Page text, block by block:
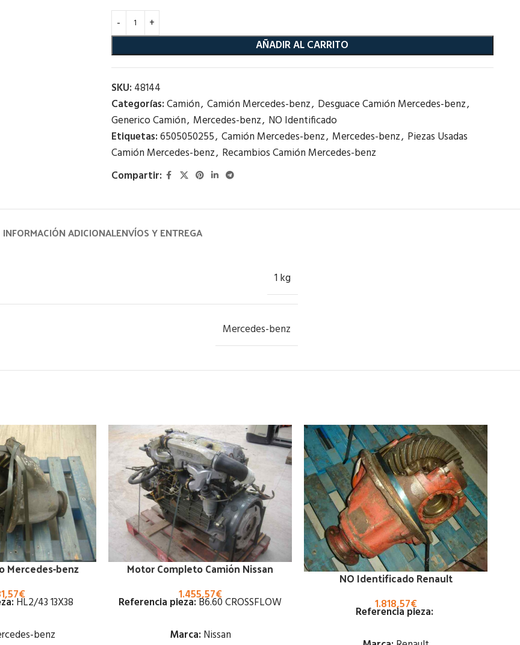
AÑADIR AL CARRITO
SKU: 48144
Categorías:Camión, Camión Mercedes-benz, Desguace Camión Mercedes-benz,
Generico Camión, Mercedes-benz, NO Identificado
Etiquetas:6505050255, Camión Mercedes-benz, Mercedes-benz, Piezas Usadas
Camión Mercedes-benz, Recambios Camión Mercedes-benz
Compartir:
INFORMACIÓN ADICIONALENVÍOS Y ENTREGA
1 kg
Mercedes-benz
Mercedes-benz
€
HL2/43 13X38
benz
Motor Completo Camión Nissan
1.455,57€
Referencia pieza:B6.60 CROSSFLOW
Marca: Nissan
NO Identificado Renault
1.818,57€
Referencia pieza: